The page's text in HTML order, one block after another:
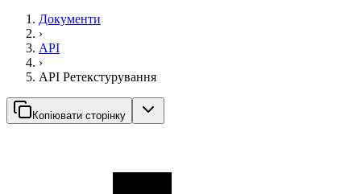
Документи
›
API
›
API Ретекстурування
Копіювати сторінку